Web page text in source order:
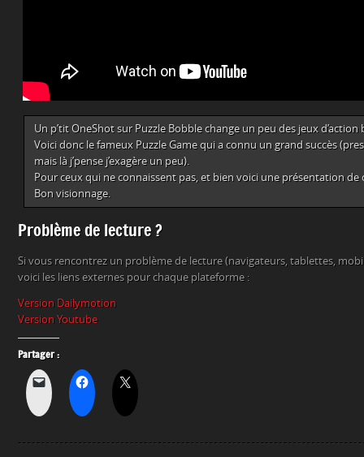
Un p’tit OneShot sur Puzzle Bobble change un peu des jeux
Voici donc le fameux Puzzle Game qui a connu un grand succès
mais là j’pense j’exagère un peu).
Pour ceux qui ne connaissent pas, et bien voici une présentation de
Bon visionnage.
Problème de lecture ?
Si vous rencontrez un problème de lecture (navigateurs, tablettes,
voici les liens externes pour chaque plateforme :
Version Dailymotion
Version Youtube
Partager :